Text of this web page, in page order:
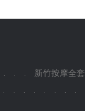
新竹按摩全套